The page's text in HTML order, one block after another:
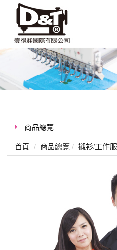
商品總覽
首頁 商品總覽 襯衫/工作服